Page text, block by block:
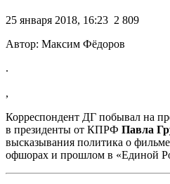
25 января 2018, 16:23 2 809
Автор: Максим Фёдоров
.
,
Корреспондент ДГ побывал на
в президенты от КПРФ Павла
высказывания политика о
офшорах и прошлом в «Единой